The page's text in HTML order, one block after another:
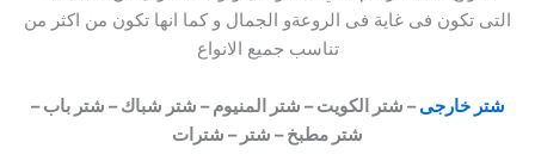
التى تكون فى غاية فى الروعةو الجمال و كما انها تكون من اكثر من
تناسب جميع الانواع
شتر خارجى– شتر الكويت – شتر المنيوم – شتر شباك– شتر باب –
شتر مطبخ – شتر – شترات